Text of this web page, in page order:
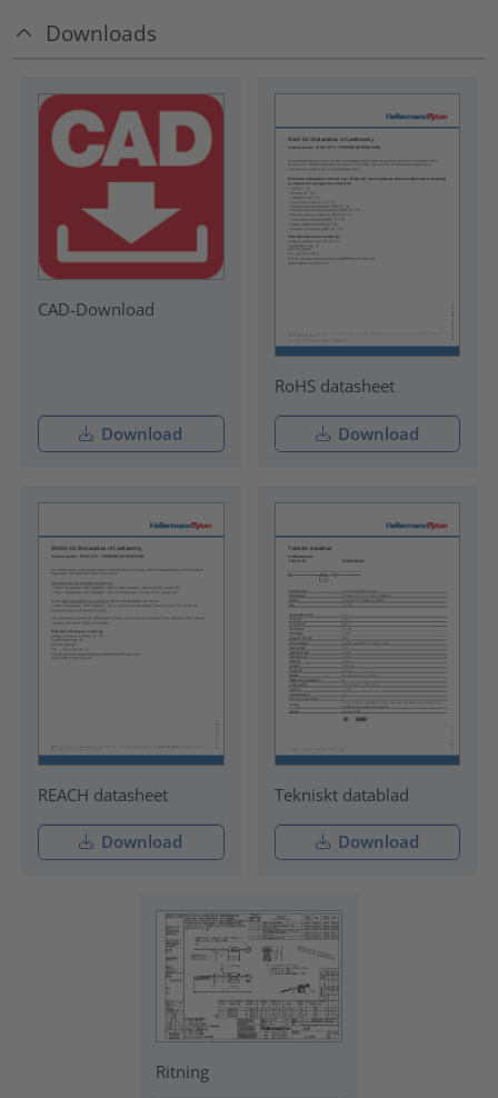
Downloads
CAD-Download
Download
RoHS datasheet
Download
REACH datasheet
Download
Tekniskt datablad
Download
Ritning